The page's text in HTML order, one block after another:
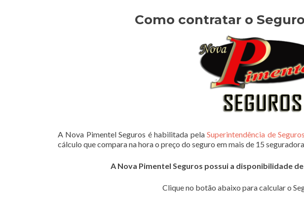
Como contratar o
A Nova Pimentel Seguros é habilitada pelaSuperintendência de
cálculo que compara na hora o preço do seguro em mais de 15
A Nova Pimentel Seguros possui a disponibilidade
Clique no botão abaixo para calcular o